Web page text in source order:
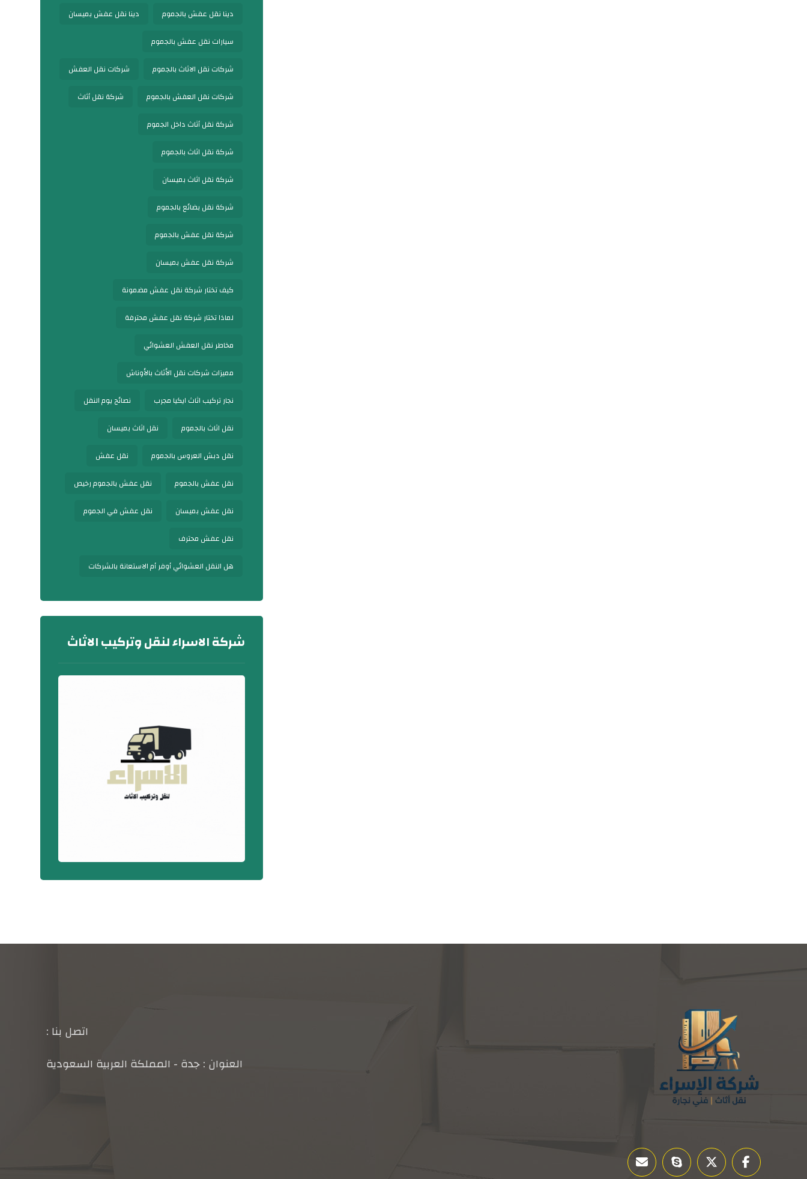
دينا نقل عفش بالجموم دينا نقل عفش بميسان
سيارات نقل عفش بالجموم
شركات نقل الاثاث بالجموم شركات نقل العفش
شركات نقل العفش بالجموم شركة نقل أثاث
شركة نقل أثاث داخل الجموم
شركة نقل اثاث بالجموم
شركة نقل اثاث بميسان
شركة نقل بضائع بالجموم
شركة نقل عفش بالجموم
شركة نقل عفش بميسان
كيف تختار شركة نقل عفش مضمونة
لماذا تختار شركة نقل عفش محترفة
مخاطر نقل العفش العشوائي
مميزات شركات نقل الأثاث بالأوناش
نجار تركيب اثاث ايكيا مجرب نصائح يوم النقل
نقل اثاث بالجموم نقل اثاث بميسان
نقل دبش العروس بالجموم نقل عفش
نقل عفش بالجموم نقل عفش بالجموم رخيص
نقل عفش بميسان نقل عفش في الجموم
نقل عفش محترف
هل النقل العشوائي أوفر أم الاستعانة بالشركات
شركة الاسراء لنقل وتركيب الاثاث
اتصل بنا :
العنوان : جدة - المملكة العربية السعودية